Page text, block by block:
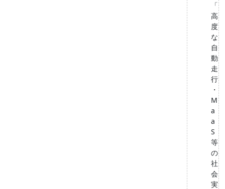
「
高
度
な
自
動
走
行
・
M
a
a
S
等
の
社
会
実